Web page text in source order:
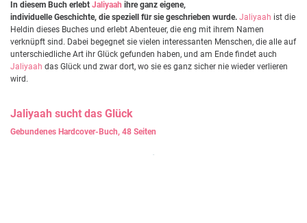
In diesem Buch erlebt Jaliyaah ihre ganz eigene,
individuelle Geschichte, die speziell für sie geschrieben wurde. Jaliyaah ist die
Heldin dieses Buches und erlebt Abenteuer, die eng mit ihrem Namen
verknüpft sind. Dabei begegnet sie vielen interessanten Menschen, die alle auf
unterschiedliche Art ihr Glück gefunden haben, und am Ende findet auch
Jaliyaah das Glück und zwar dort, wo sie es ganz sicher nie wieder verlieren
wird.
Jaliyaah sucht das Glück
Gebundenes Hardcover-Buch, 48 Seiten